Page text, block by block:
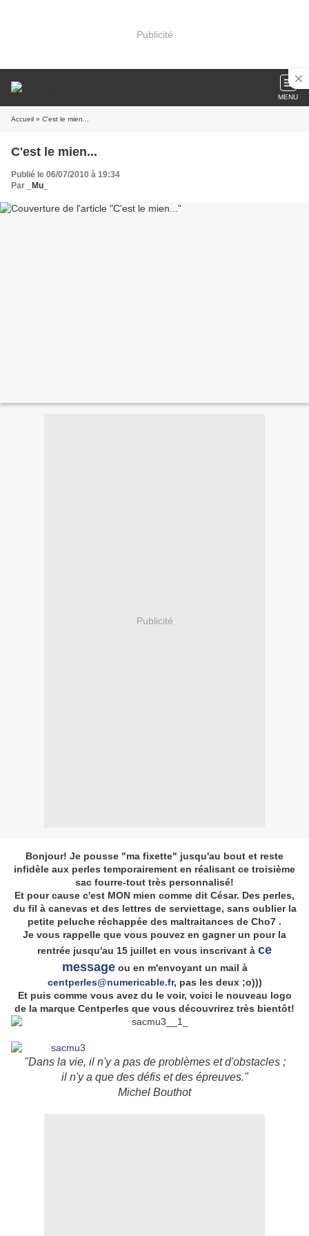
Publicité
MENU
Accueil » C'est le mien...
C'est le mien...
Publié le 06/07/2010 à 19:34
Par
_Mu_
Publicité
Bonjour! Je pousse "ma fixette" jusqu'au bout et reste
infidèle aux perles temporairement en réalisant ce troisième
sac fourre-tout très personnalisé!
Et pour cause c'est MON mien comme dit César. Des perles,
du fil à canevas et des lettres de serviettage, sans oublier la
petite peluche réchappée des maltraitances de Cho7 .
Je vous rappelle que vous pouvez en gagner un pour la
rentrée jusqu'au 15 juillet en vous inscrivant à ce
messageou en m'envoyant un mail à
centperles@numericable.fr, pas les deux ;o)))
Et puis comme vous avez du le voir, voici le nouveau logo
de la marque Centperles que vous découvrirez très bientôt!
"Dans la vie, il n'y a pas de problèmes et d'obstacles ;
il n'y a que des défis et des épreuves."
Michel Bouthot